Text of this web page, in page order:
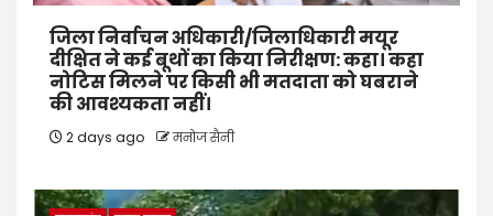
जिला निर्वाचन अधिकारी/जिलाधिकारी मयूर
दीक्षित ने कई बूथों का किया निरीक्षण: कहा। कहा
नोटिस मिलने पर किसी भी मतदाता को घबराने
की आवश्यकता नहीं।
2 days ago मनोज सैनी